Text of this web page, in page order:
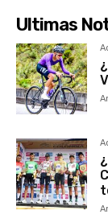
Ultimas